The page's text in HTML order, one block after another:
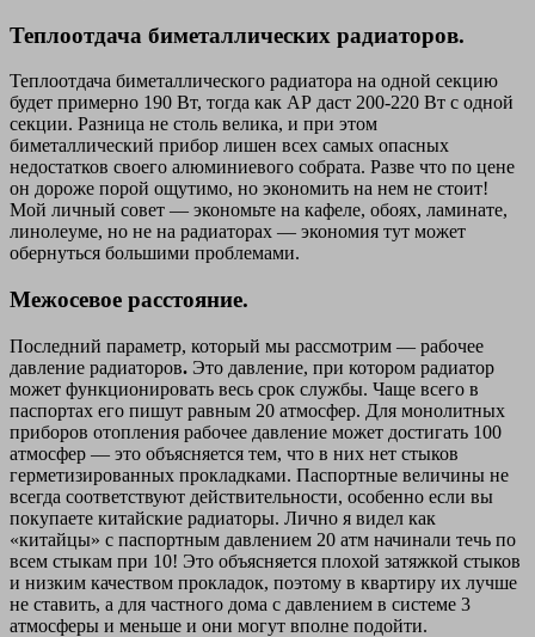
Теплоотдача биметаллических радиаторов.
Теплоотдача биметаллического радиатора на одной секцию
будет примерно 190 Вт, тогда как АР даст 200-220 Вт с одной
секции. Разница не столь велика, и при этом
биметаллический прибор лишен всех самых опасных
недостатков своего алюминиевого собрата. Разве что по цене
он дороже порой ощутимо, но экономить на нем не стоит!
Мой личный совет — экономьте на кафеле, обоях, ламинате,
линолеуме, но не на радиаторах — экономия тут может
обернуться большими проблемами.
Межосевое расстояние.
Последний параметр, который мы рассмотрим — рабочее
давление радиаторов. Это давление, при котором радиатор
может функционировать весь срок службы. Чаще всего в
паспортах его пишут равным 20 атмосфер. Для монолитных
приборов отопления рабочее давление может достигать 100
атмосфер — это объясняется тем, что в них нет стыков
герметизированных прокладками. Паспортные величины не
всегда соответствуют действительности, особенно если вы
покупаете китайские радиаторы. Лично я видел как
«китайцы» с паспортным давлением 20 атм начинали течь по
всем стыкам при 10! Это объясняется плохой затяжкой стыков
и низким качеством прокладок, поэтому в квартиру их лучше
не ставить, а для частного дома с давлением в системе 3
атмосферы и меньше и они могут вполне подойти.